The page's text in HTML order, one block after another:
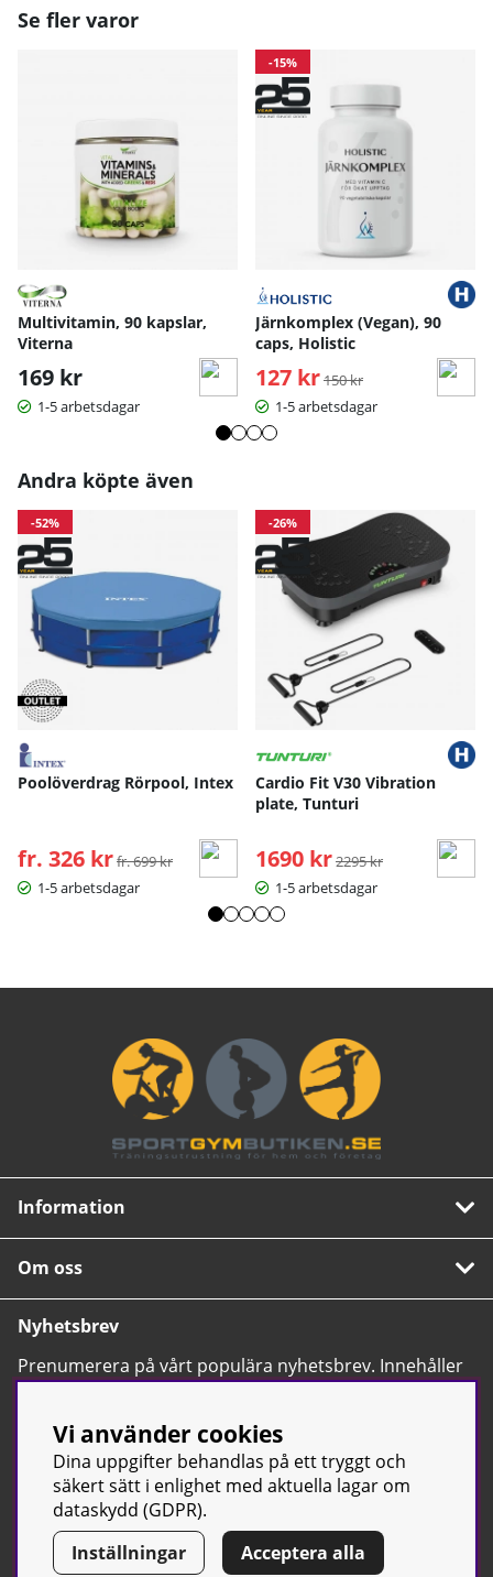
Se fler varor
Multivitamin, 90 kapslar,
Viterna
169 kr
1-5 arbetsdagar
-15%
Järnkomplex (Vegan), 90
caps, Holistic
127 kr Ordinarie pris:
150 kr
1-5 arbetsdagar
Andra köpte även
-52%
Poolöverdrag Rörpool, Intex
fr. 326 kr Ordinarie pris:
fr. 699 kr
1-5 arbetsdagar
-26%
Cardio Fit V30 Vibration
plate, Tunturi
1690 kr Ordinarie pris:
2295 kr
1-5 arbetsdagar
Information
Om oss
Nyhetsbrev
Prenumerera på vårt populära nyhetsbrev. Innehåller
tips, nyheter och våra allra bästa erbjudanden.
© Sport & Gym Butiken JTC AB | Kontakta oss| All rights reserved
Vi använder cookies
Dina uppgifter behandlas på ett tryggt och
säkert sätt i enlighet med aktuella lagar om
dataskydd (GDPR).
Inställningar
Acceptera alla